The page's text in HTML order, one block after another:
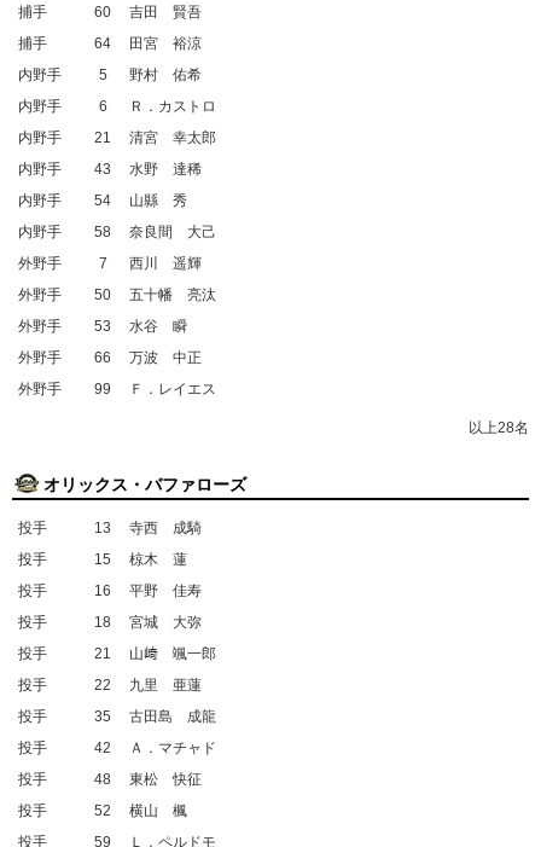
捕手
60
吉田 賢吾
捕手
64
田宮 裕涼
内野手
5
野村 佑希
内野手
6
Ｒ．カストロ
内野手
21
清宮 幸太郎
内野手
43
水野 達稀
内野手
54
山縣 秀
内野手
58
奈良間 大己
外野手
7
西川 遥輝
外野手
50
五十幡 亮汰
外野手
53
水谷 瞬
外野手
66
万波 中正
外野手
99 Ｆ．レイエス
以上28名
オリックス・バファローズ
投手 13
寺西 成騎
投手
15
椋木 蓮
投手
16
平野 佳寿
投手
18
宮城 大弥
投手
21
山﨑 颯一郎
投手
22
九里 亜蓮
投手
35
古田島 成龍
投手
42
Ａ．マチャド
投手
48
東松 快征
投手
52
横山 楓
投手
59 Ｌ．ペルドモ